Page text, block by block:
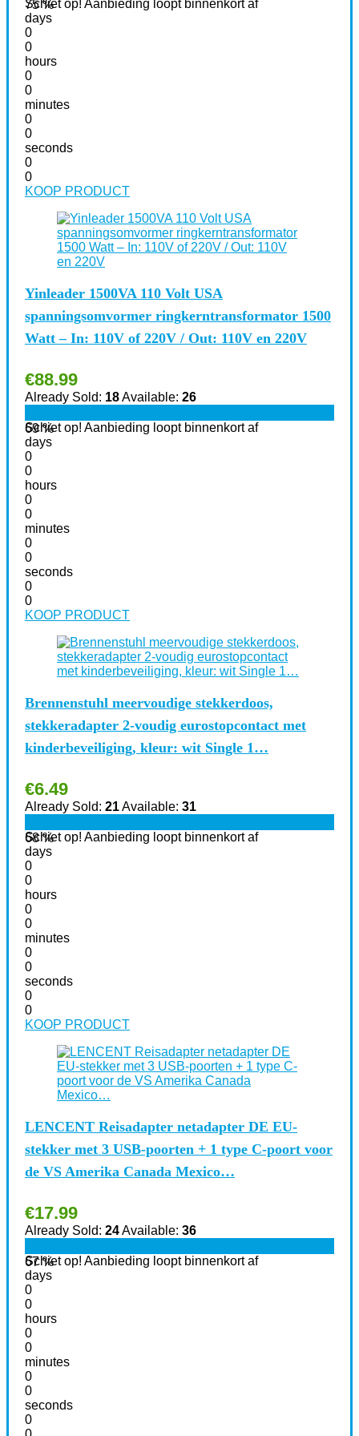
75 %
Schiet op! Aanbieding loopt binnenkort af
days
0
0
hours
0
0
minutes
0
0
seconds
0
0
KOOP PRODUCT
Yinleader 1500VA 110 Volt USA
spanningsomvormer ringkerntransformator 1500
Watt – In: 110V of 220V / Out: 110V en 220V
€88.99
Already Sold: 18Available: 26
69 %
Schiet op! Aanbieding loopt binnenkort af
days
0
0
hours
0
0
minutes
0
0
seconds
0
0
KOOP PRODUCT
Brennenstuhl meervoudige stekkerdoos,
stekkeradapter 2-voudig eurostopcontact met
kinderbeveiliging, kleur: wit Single 1…
€6.49
Already Sold: 21Available: 31
68 %
Schiet op! Aanbieding loopt binnenkort af
days
0
0
hours
0
0
minutes
0
0
seconds
0
0
KOOP PRODUCT
LENCENT Reisadapter netadapter DE EU-
stekker met 3 USB-poorten + 1 type C-poort voor
de VS Amerika Canada Mexico…
€17.99
Already Sold: 24Available: 36
67 %
Schiet op! Aanbieding loopt binnenkort af
days
0
0
hours
0
0
minutes
0
0
seconds
0